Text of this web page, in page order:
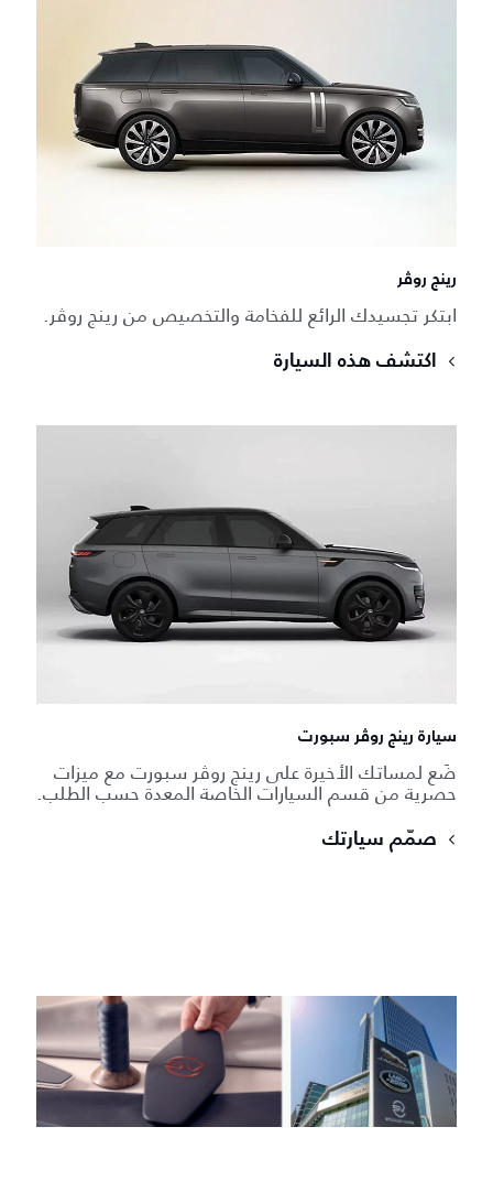
رينج روڤر
ابتكر تجسيدك الرائع للفخامة والتخصيص من رينج روڤر.
اكتشف هذه السيارة
سيارة رينج روڤر سبورت
ضَع لمساتك الأخيرة على رينج روڤر سبورت مع ميزات
حصرية من قسم السيارات الخاصة المعدة حسب الطلب.
صمّم سيارتك